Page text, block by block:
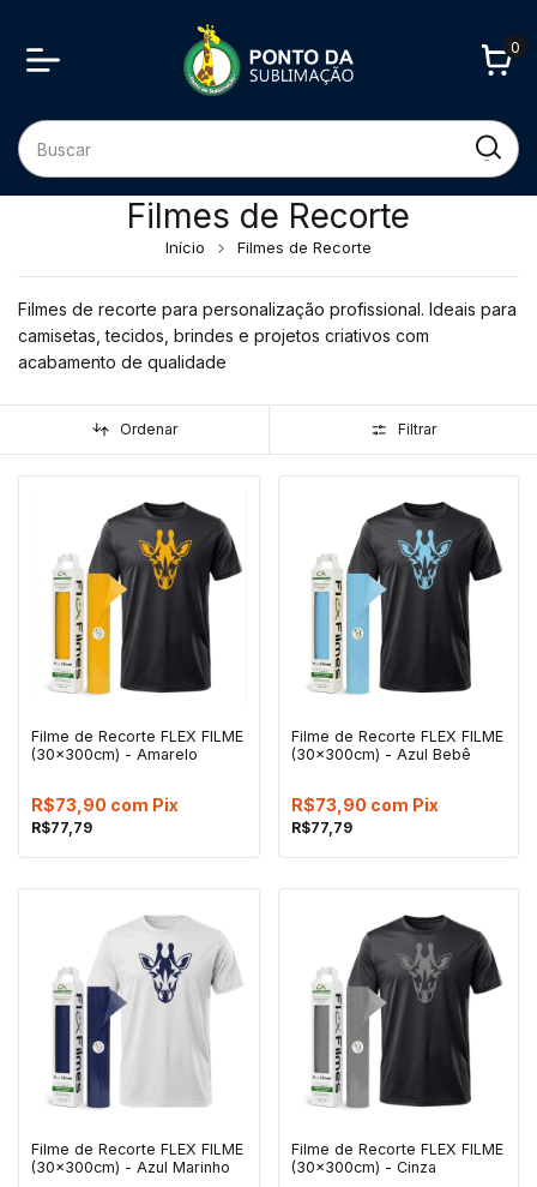
0
Filmes de Recorte
Início Filmes de Recorte
Filmes de recorte para personalização profissional. Ideais para
camisetas, tecidos, brindes e projetos criativos com
acabamento de qualidade
Ordenar Filtrar
Filme de Recorte FLEX FILME
(30x300cm) - Amarelo
R$77,79
R$73,90 com Pix
Filme de Recorte FLEX FILME
(30x300cm) - Azul Bebê
R$77,79
R$73,90 com Pix
Filme de Recorte FLEX FILME
(30x300cm) - Azul Marinho
Filme de Recorte FLEX FILME
(30x300cm) - Cinza